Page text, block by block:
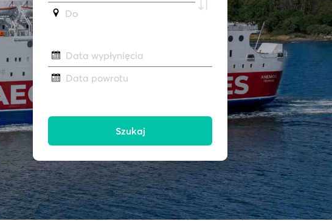
Do
Data wypłynięcia
Data powrotu
Szukaj